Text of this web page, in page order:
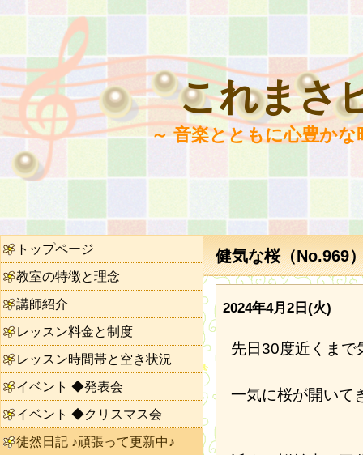
これまさ
～ 音楽とともに心豊か
健気な桜（No.969
2024年4月2日(火)
先日30度近くまで
一気に桜が開いて
トップページ
教室の特徴と理念
講師紹介
レッスン料金と制度
レッスン時間帯と空き状況
イベント ◆発表会
イベント ◆クリスマス会
徒然日記 ♪頑張って更新中♪